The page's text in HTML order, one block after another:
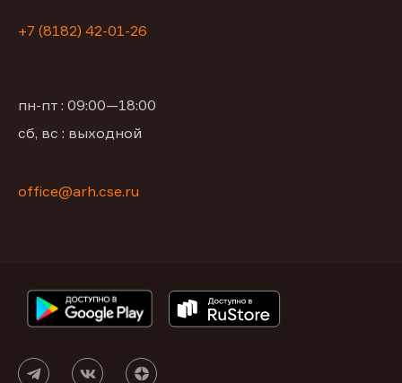
+7 (8182) 42-01-26
пн-пт : 09:00—18:00
сб, вс : выходной
office@arh.cse.ru